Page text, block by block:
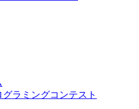
ラミングコンテスト